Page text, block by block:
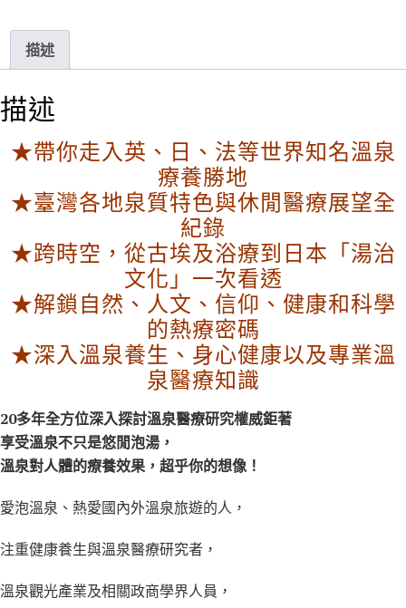
世
湯
史
人
到
用
小
百
（
刷
書
e
e
b
o
k
描述
描述
★帶你走入英、日、法等世界知名溫泉
療養勝地
★臺灣各地泉質特色與休閒醫療展望全
紀錄
★跨時空，從古埃及浴療到日本「湯治
文化」一次看透
★解鎖自然、人文、信仰、健康和科學
的熱療密碼
★深入溫泉養生、身心健康以及專業溫
泉醫療知識
20多年全方位深入探討溫泉醫療研究權威鉅著
享受溫泉不只是悠閒泡湯，
溫泉對人體的療養效果，超乎你的想像！
愛泡溫泉、熱愛國內外溫泉旅遊的人，
注重健康養生與溫泉醫療研究者，
溫泉觀光產業及相關政商學界人員，